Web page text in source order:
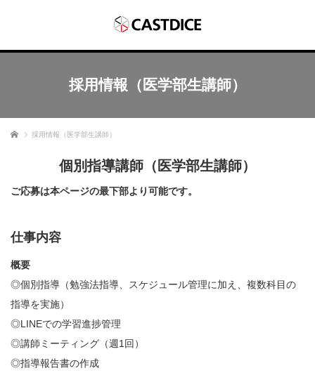
採用情報（医学部生講師）
ホーム 採用情報（医学部生講師）
個別指導講師（医学部生講師）
ご応募は本ページの最下部より可能です。
仕事内容
概要
◎個別指導（勉強法指導、スケジュール管理に加え、複数科目の
指導を実施）
◎LINEでの学習進捗管理
◎講師ミーティング（週1回）
◎指導報告書の作成